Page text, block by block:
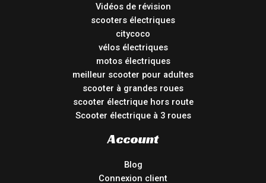
Vidéos de révision
scooters électriques
citycoco
vélos électriques
motos électriques
meilleur scooter pour adultes
scooter à grandes roues
scooter électrique hors route
Scooter électrique à 3 roues
Account
Blog
Connexion client